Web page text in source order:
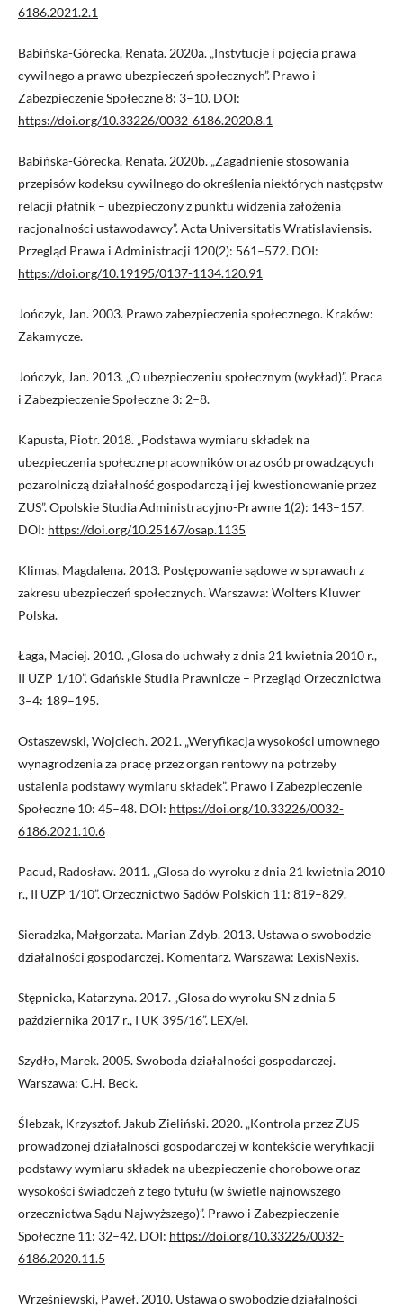
6186.2021.2.1
Babińska-Górecka, Renata. 2020a. „Instytucje i pojęcia prawa
cywilnego a prawo ubezpieczeń społecznych”. Prawo i
Zabezpieczenie Społeczne 8: 3–10. DOI:
https://doi.org/10.33226/0032-6186.2020.8.1
Babińska-Górecka, Renata. 2020b. „Zagadnienie stosowania
przepisów kodeksu cywilnego do określenia niektórych następstw
relacji płatnik – ubezpieczony z punktu widzenia założenia
racjonalności ustawodawcy”. Acta Universitatis Wratislaviensis.
Przegląd Prawa i Administracji 120(2): 561–572. DOI:
https://doi.org/10.19195/0137-1134.120.91
Jończyk, Jan. 2003. Prawo zabezpieczenia społecznego. Kraków:
Zakamycze.
Jończyk, Jan. 2013. „O ubezpieczeniu społecznym (wykład)”. Praca
i Zabezpieczenie Społeczne 3: 2–8.
Kapusta, Piotr. 2018. „Podstawa wymiaru składek na
ubezpieczenia społeczne pracowników oraz osób prowadzących
pozarolniczą działalność gospodarczą i jej kwestionowanie przez
ZUS”. Opolskie Studia Administracyjno-Prawne 1(2): 143–157.
DOI: https://doi.org/10.25167/osap.1135
Klimas, Magdalena. 2013. Postępowanie sądowe w sprawach z
zakresu ubezpieczeń społecznych. Warszawa: Wolters Kluwer
Polska.
Łaga, Maciej. 2010. „Glosa do uchwały z dnia 21 kwietnia 2010 r.,
II UZP 1/10”. Gdańskie Studia Prawnicze – Przegląd Orzecznictwa
3–4: 189–195.
Ostaszewski, Wojciech. 2021. „Weryfikacja wysokości umownego
wynagrodzenia za pracę przez organ rentowy na potrzeby
ustalenia podstawy wymiaru składek”. Prawo i Zabezpieczenie
Społeczne 10: 45–48. DOI: https://doi.org/10.33226/0032-
6186.2021.10.6
Pacud, Radosław. 2011. „Glosa do wyroku z dnia 21 kwietnia 2010
r., II UZP 1/10”. Orzecznictwo Sądów Polskich 11: 819–829.
Sieradzka, Małgorzata. Marian Zdyb. 2013. Ustawa o swobodzie
działalności gospodarczej. Komentarz. Warszawa: LexisNexis.
Stępnicka, Katarzyna. 2017. „Glosa do wyroku SN z dnia 5
października 2017 r., I UK 395/16”. LEX/el.
Szydło, Marek. 2005. Swoboda działalności gospodarczej.
Warszawa: C.H. Beck.
Ślebzak, Krzysztof. Jakub Zieliński. 2020. „Kontrola przez ZUS
prowadzonej działalności gospodarczej w kontekście weryfikacji
podstawy wymiaru składek na ubezpieczenie chorobowe oraz
wysokości świadczeń z tego tytułu (w świetle najnowszego
orzecznictwa Sądu Najwyższego)”. Prawo i Zabezpieczenie
Społeczne 11: 32–42. DOI: https://doi.org/10.33226/0032-
6186.2020.11.5
Wrześniewski, Paweł. 2010. Ustawa o swobodzie działalności